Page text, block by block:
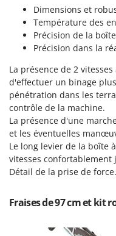
Mowox
MTD
New O.M.R.A.
Nilfisk
Ninja
Novatec
Novital
NuAir
NuovaFac
O
Officine Savioli
Oliviero
Dimensions et
Température des
Précision de la
Précision dans la
La présence de 2
d'effectuer un binage
pénétration dans les
contrôle de la machine.
La présence d'une
et les éventuelles
Le long levier de la boîte
vitesses confortablement
Détail de la prise de force.
Fraises de 97 cm et kit